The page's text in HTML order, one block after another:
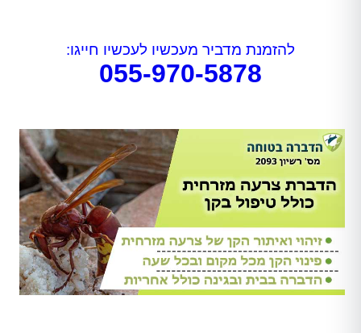
להזמנת מדביר מעכשיו לעכשיו חייגו:
055-970-5878